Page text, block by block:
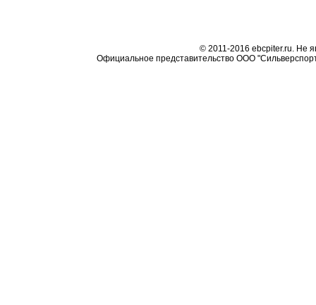
© 2011-2016 ebcpiter.ru. Не
Официальное представительство ООО